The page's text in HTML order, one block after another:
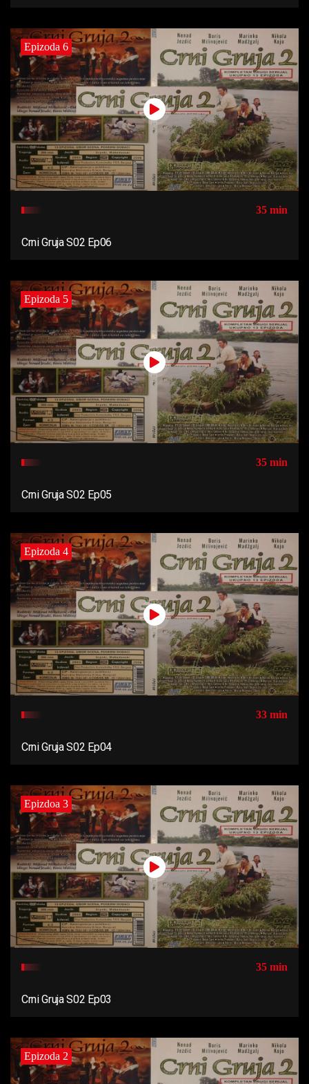
Epizoda 6
35 min
Crni Gruja S02 Ep06
Epizoda 5
35 min
Crni Gruja S02 Ep05
Epizoda 4
33 min
Crni Gruja S02 Ep04
Epizdoa 3
35 min
Crni Gruja S02 Ep03
Epizoda 2